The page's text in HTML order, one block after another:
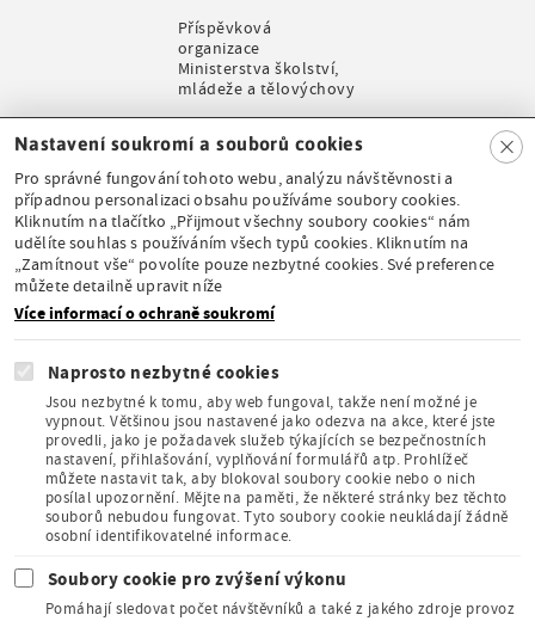
Příspěvková
organizace
Ministerstva školství,
mládeže a tělovýchovy
Stálá expozice pod
záštitou České
komise pro UNESCO
Člen Asociace
muzeí a galerií
České
republiky
Clo
se
Nastavení soukromí a souborů cookies
Pro správné fungování tohoto webu, analýzu návštěvnosti a
případnou personalizaci obsahu používáme soubory cookies.
Kliknutím na tlačítko „Přijmout všechny soubory cookies“ nám
udělíte souhlas s používáním všech typů cookies. Kliknutím na
„Zamítnout vše“ povolíte pouze nezbytné cookies. Své preference
můžete detailně upravit níže
Více informací o ochraně soukromí
Naprosto nezbytné cookies
Jsou nezbytné k tomu, aby web fungoval, takže není možné je
vypnout. Většinou jsou nastavené jako odezva na akce, které jste
provedli, jako je požadavek služeb týkajících se bezpečnostních
nastavení, přihlašování, vyplňování formulářů atp. Prohlížeč
můžete nastavit tak, aby blokoval soubory cookie nebo o nich
posílal upozornění. Mějte na paměti, že některé stránky bez těchto
souborů nebudou fungovat. Tyto soubory cookie neukládají žádně
osobní identifikovatelné informace.
Soubory cookie pro zvýšení výkonu
Pomáhají sledovat počet návštěvníků a také z jakého zdroje provoz